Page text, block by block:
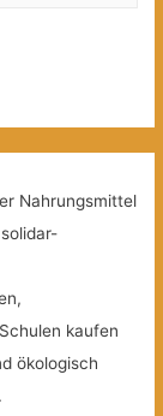
Nahrungsmittel
kaufen
ökologisch